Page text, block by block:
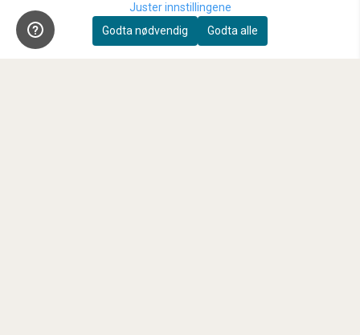
Sensorrens
Kundeklubb
Juster innstillingene
Godta nødvendig
Godta alle